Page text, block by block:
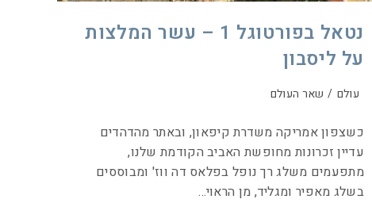
נטאל בפורטוגל 1 – עשר המלצות
על ליסבון
עולם / שאר העולם
כשצפון אמריקה משדרת קיפאון, ובאתר מהדהדים
עדיין זכרונות מחופשת האביב הקודמת שלנו,
מתפעמים משלג רך נופל בפלאס דה ווז' ומבוססים
בשלג מאפיר ומגליד, מן הראוי…